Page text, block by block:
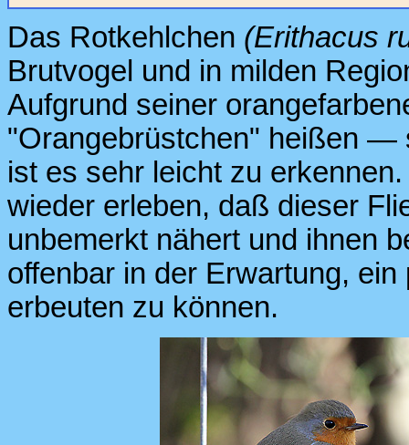
Das Rotkehlchen (Erithacus
Brutvogel und in milden
Aufgrund seiner
"Orangebrüstchen" heißen —
ist es sehr leicht zu
wieder erleben, daß dieser
unbemerkt nähert und ihnen
offenbar in der Erwartung,
erbeuten zu können.